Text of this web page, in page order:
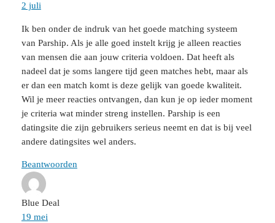
2 juli
Ik ben onder de indruk van het goede matching systeem
van Parship. Als je alle goed instelt krijg je alleen reacties
van mensen die aan jouw criteria voldoen. Dat heeft als
nadeel dat je soms langere tijd geen matches hebt, maar als
er dan een match komt is deze gelijk van goede kwaliteit.
Wil je meer reacties ontvangen, dan kun je op ieder moment
je criteria wat minder streng instellen. Parship is een
datingsite die zijn gebruikers serieus neemt en dat is bij veel
andere datingsites wel anders.
Beantwoorden
Blue Deal
19 mei